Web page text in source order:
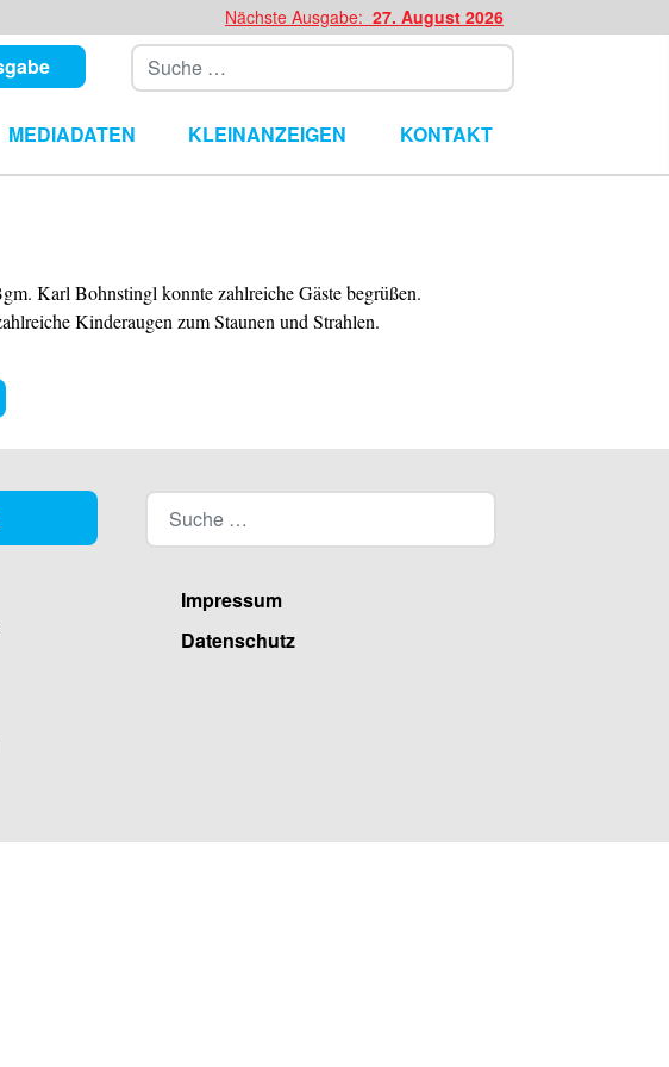
Nächste Ausgabe: 27. August 2026
Suchen
MEDIADATEN KLEINANZEIGEN KONTAKT
Karl Bohnstingl konnte zahlreiche Gäste begrüßen.
Kinderaugen zum Staunen und Strahlen.
Impressum
Datenschutz